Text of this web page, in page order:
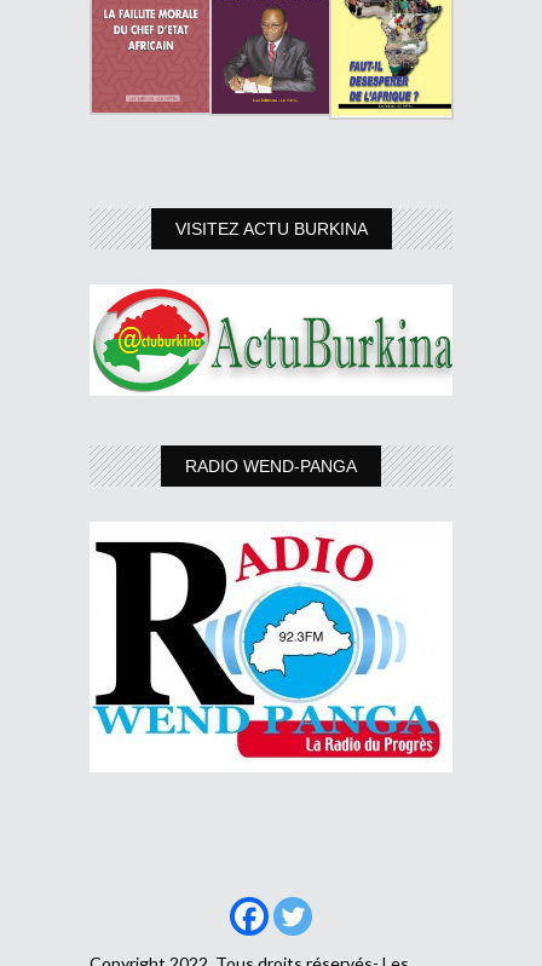
VISITEZ ACTU BURKINA
RADIO WEND-PANGA